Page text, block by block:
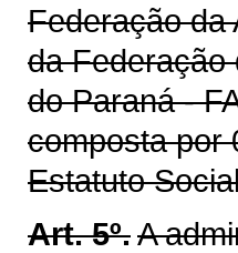
Federação da
da Federação
do Paraná -
composta por
Estatuto
Art. 5º.A